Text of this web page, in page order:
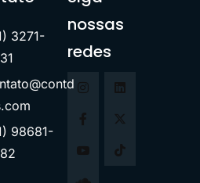
3271-
98681-
nossas
redes